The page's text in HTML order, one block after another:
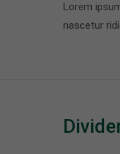
Lorem
nascetur